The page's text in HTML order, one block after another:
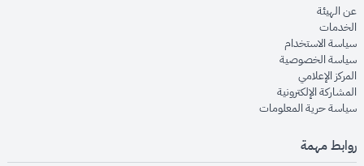
عن الهيئةopens in new window
الخدماتopens in new window
سياسة الاستخدام
سياسة الخصوصيةopens in new window
المركز الإعلاميopens in new window
المشاركة الإلكترونيةopens in new window
سياسة حرية المعلوماتopens in new window
روابط مهمة